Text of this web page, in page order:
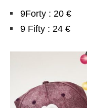
9Forty : 20 €
9 Fifty : 24 €